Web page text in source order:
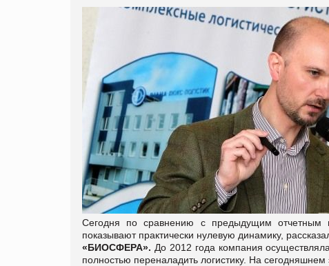
Сегодня по сравнению с предыдущим отчетным
показывают практически нулевую динамику,
«БИОСФЕРА». До 2012 года компания
полностью переналадить логистику. На